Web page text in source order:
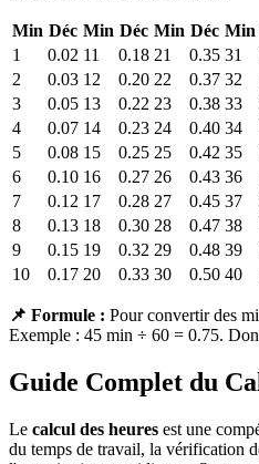
Min Déc Min Déc Min Déc Min
1
0.02 11 0.18 21 0.35 31
2
0.03 12 0.20 22 0.37 32
3
0.05 13 0.22 23 0.38 33
4
0.07 14 0.23 24 0.40 34
5
0.08 15 0.25 25 0.42 35
6
0.10 16 0.27 26 0.43 36
7
0.12 17 0.28 27 0.45 37
8
0.13 18 0.30 28 0.47 38
9
0.15 19 0.32 29 0.48 39
10
0.17 20 0.33 30 0.50 40
📌 Formule : Pour convertir des
Exemple : 45 min ÷ 60 = 0.75.
Guide Complet du
Le calcul des heures est une
du temps de travail, la vérification